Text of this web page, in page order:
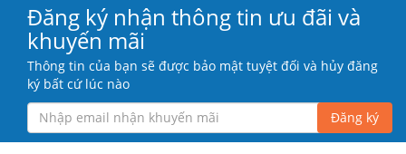
Đăng ký nhận thông tin ưu đãi và
khuyến mãi
Thông tin của bạn sẽ được bảo mật tuyệt đối và hủy đăng
ký bất cứ lúc nào
Đăng ký